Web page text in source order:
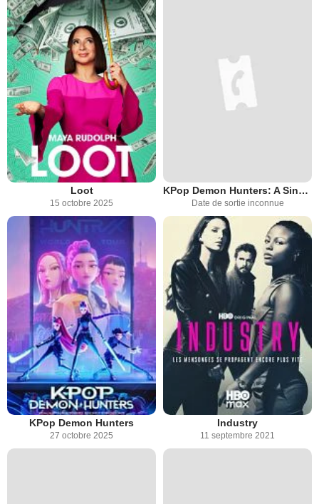
Loot
15 octobre 2025
KPop Demon Hunters: A Sing-Along Event
Date de sortie inconnue
KPop Demon Hunters
27 octobre 2025
Industry
11 septembre 2021